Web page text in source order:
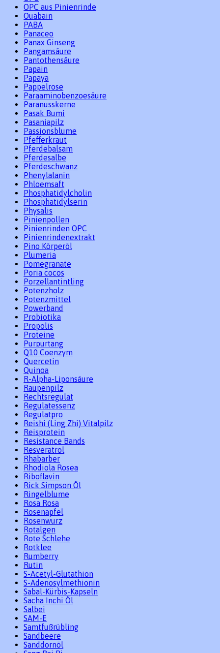
OPC aus Pinienrinde
Ouabain
PABA
Panaceo
Panax Ginseng
Pangamsäure
Pantothensäure
Papain
Papaya
Pappelrose
Paraaminobenzoesäure
Paranusskerne
Pasak Bumi
Pasaniapilz
Passionsblume
Pfefferkraut
Pferdebalsam
Pferdesalbe
Pferdeschwanz
Phenylalanin
Phloemsaft
Phosphatidylcholin
Phosphatidylserin
Physalis
Pinienpollen
Pinienrinden OPC
Pinienrindenextrakt
Pino Körperöl
Plumeria
Pomegranate
Poria cocos
Porzellantintling
Potenzholz
Potenzmittel
Powerband
Probiotika
Propolis
Proteine
Purpurtang
Q10 Coenzym
Quercetin
Quinoa
R-Alpha-Liponsäure
Raupenpilz
Rechtsregulat
Regulatessenz
Regulatpro
Reishi (Ling Zhi) Vitalpilz
Reisprotein
Resistance Bands
Resveratrol
Rhabarber
Rhodiola Rosea
Riboflavin
Rick Simpson Öl
Ringelblume
Rosa Rosa
Rosenapfel
Rosenwurz
Rotalgen
Rote Schlehe
Rotklee
Rumberry
Rutin
S-Acetyl-Glutathion
S-Adenosylmethionin
Sabal-Kürbis-Kapseln
Sacha Inchi Öl
Salbei
SAM-E
Samtfußrübling
Sandbeere
Sanddornöl